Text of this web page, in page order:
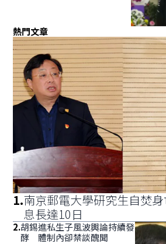
熱門文章
1.南京郵電大學研究生自焚
息長達10日
2.胡錫進私生子風波輿論持續發
酵 體制內卻禁談醜聞